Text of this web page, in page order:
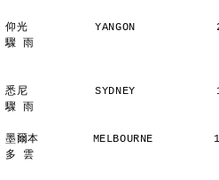
仰光          YANGON
驟 雨
悉尼          SYDNEY
驟 雨
墨爾本        MELBOURNE
多 雲